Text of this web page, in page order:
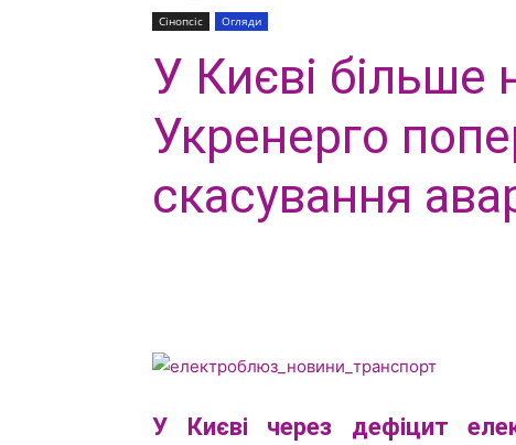
Сінопсіс Огляди
У Києві більше
Укренерго
скасування
У Києві через дефіцит